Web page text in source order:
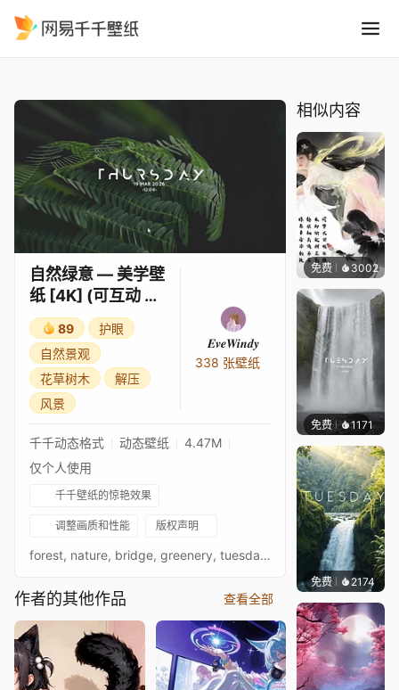
自然绿意 — 美学壁
纸 [4K] (可互动 &
带时钟)
89
护眼
自然景观
花草树木
解压
风景
𝑬𝒗𝒆𝑾𝒊𝒏𝒅𝒚
338 张壁纸
千千动态格式 动态壁纸
4.47M
仅个人使用
千千壁纸的惊艳效果
调整画质和性能 版权声明
forest, nature, bridge, greenery, tuesday, calm, peaceful, misty woods, aesthetic, moody, ambient, jungle path, adventure, soft light, cozy nature, cinematic, woodland, natural, escape, serene atmosphere, tranquility
作者的其他作品 查看全部
相似内容
免费 3002小佛
免费 1171
免费 2174